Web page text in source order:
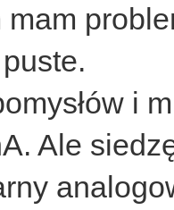
mam
i
Ale